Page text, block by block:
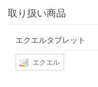
取り扱い商品
エクエルタブレット
エクエル